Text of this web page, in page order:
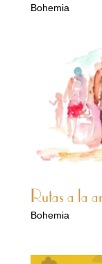
Bohemia
Rutas a la
Bohemia